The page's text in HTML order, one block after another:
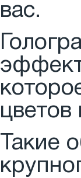
вас.
цветов
Такие